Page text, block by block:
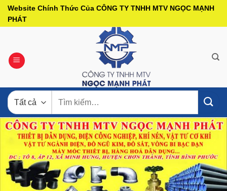
Bỏ
qua
Website Chính Thức Của CÔNG TY TNHH MTV NGỌC MẠNH
PHÁT
kiếm: